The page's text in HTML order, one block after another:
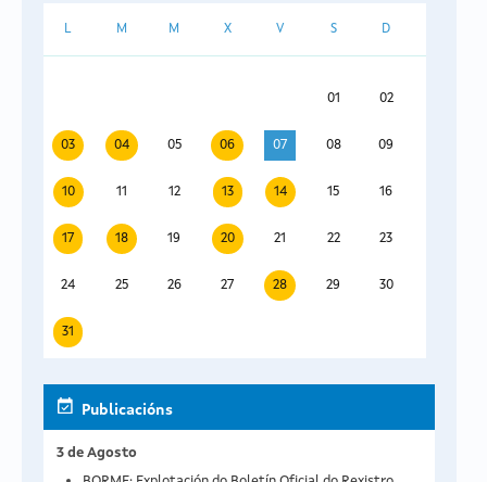
L M M X V S D
01 02
03 04 05 06 07 08 09
10 11 12 13 14 15 16
17 18 19 20 21 22 23
24 25 26 27 28 29 30
31
Publicacións
3 de Agosto